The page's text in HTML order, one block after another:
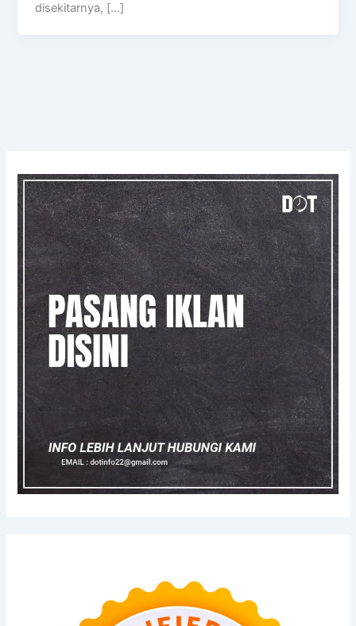
disekitarnya, […]